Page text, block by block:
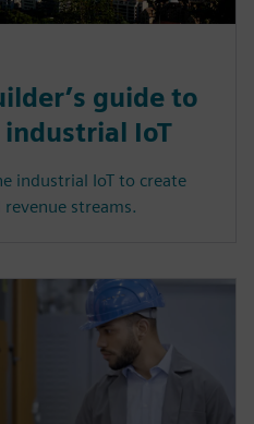
guide to
IoT
industrial IoT to create
streams.